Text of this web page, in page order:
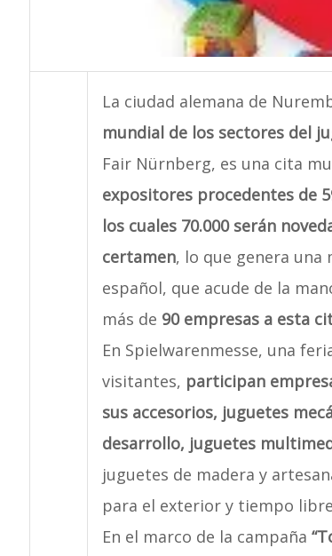
La ciudad alemana de
mundial de los sectores del
Fair Nürnberg, es una cita
expositores procedentes de
los cuales 70.000 serán
certamen, lo que genera una
español, que acude de la
más de 90 empresas a esta
En Spielwarenmesse, una
visitantes, participan
sus accesorios, juguetes
desarrollo, juguetes
juguetes de madera y
para el exterior y tiempo
En el marco de la campaña